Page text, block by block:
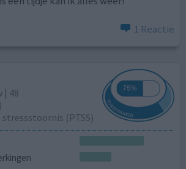
1 Reactie
| 48
(PTSS)